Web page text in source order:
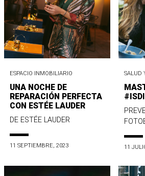
ESPACIO INMOBILIARIO
UNA NOCHE DE
REPARACIÓN PERFECTA
CON ESTÉE LAUDER
DE ESTÉE LAUDER
11 SEPTIEMBRE, 2023
SALUD
11